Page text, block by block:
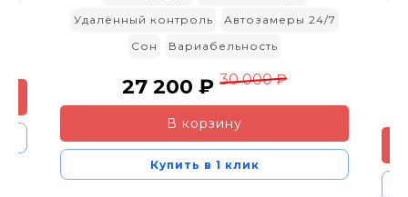
Удалённый контроль
Автозамеры 24/7
Сон
Вариабельность
27 200 ₽ 30 000 ₽
В корзину
Купить в 1 клик